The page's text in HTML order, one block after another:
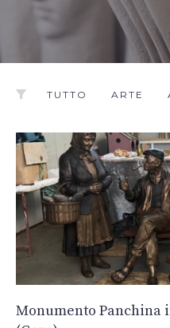
TUTTO ARTE
Monumento Panchina